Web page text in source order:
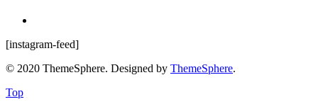
[instagram-feed]
© 2020 ThemeSphere. Designed by ThemeSphere.
Top